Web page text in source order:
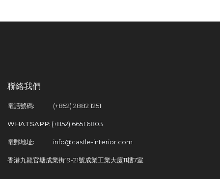
聯絡我們
電話號碼: (+852) 2882 1251
WHATSAPP: (+852) 6651 6803
電郵地址: info@castle-interior.com
香港九龍官塘成業街19-21號成業工業大廈11樓7室